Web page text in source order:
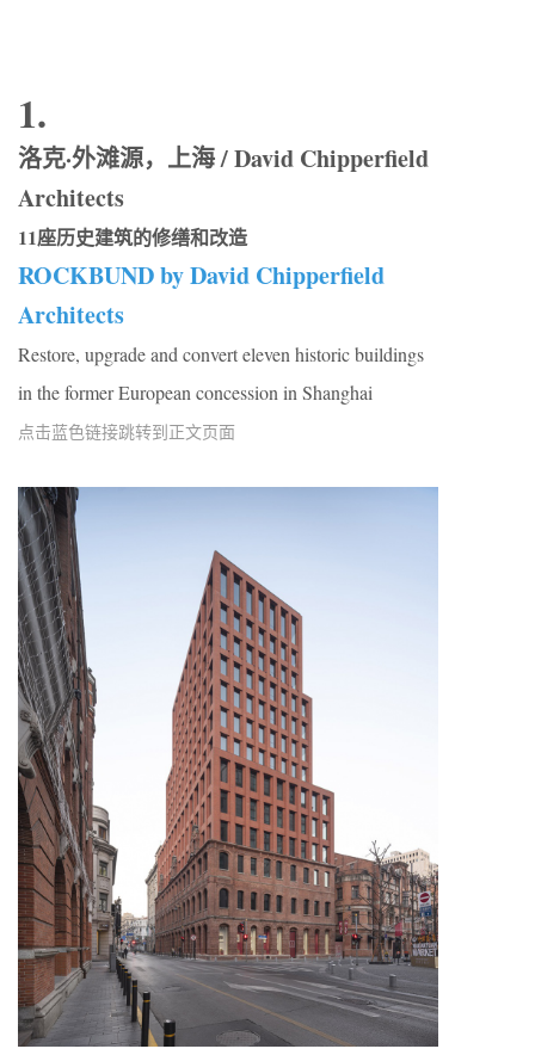
1.
洛克·外滩源，上海 / David Chipperfield
Architects
11座历史建筑的修缮和改造
ROCKBUND by David Chipperfield
Architects
Restore, upgrade and convert eleven historic buildings
in the former European concession in Shanghai
点击蓝色链接跳转到正文页面